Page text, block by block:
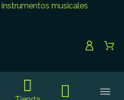
instrumentos musicales